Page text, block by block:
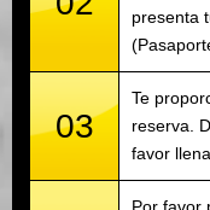
presenta
03
Te
reserva.
favor